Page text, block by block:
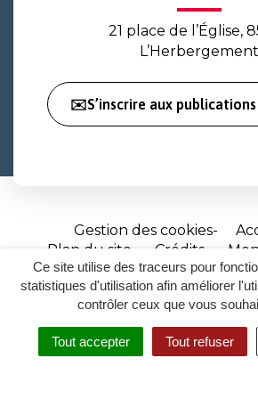
Ce site utilise des traceurs pour
statistiques d'utilisation afin améliorer
contrôler ceux que vous
Tout accepter Tout refuser
RECHERCHER
21 place de l’Église,
L’Herbergement
✉️S’inscrire aux
Gestion des cookies
Plan du site
Crédits
Site
réalisé
par
Inovagora